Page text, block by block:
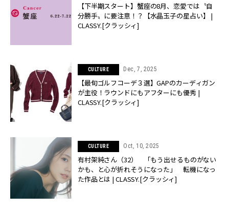
【下半期スタート】蟹座の8月、恋愛では〝自
分勝手〟に要注意！？【水晶玉子の星占い】 |
CLASSY.[クラッシィ]
CULTURE Dec, 7, 2025
【最旬ゴルフコーデ３選】GAPのカーディガン
が主役！ラウンドにもアフターにも優秀 |
CLASSY.[クラッシィ]
CULTURE Oct, 10, 2025
有村架純さん（32） 「もう出せるものがない
かも、と心が折れそうになった」 転機になっ
た作品とは | CLASSY.[クラッシィ]